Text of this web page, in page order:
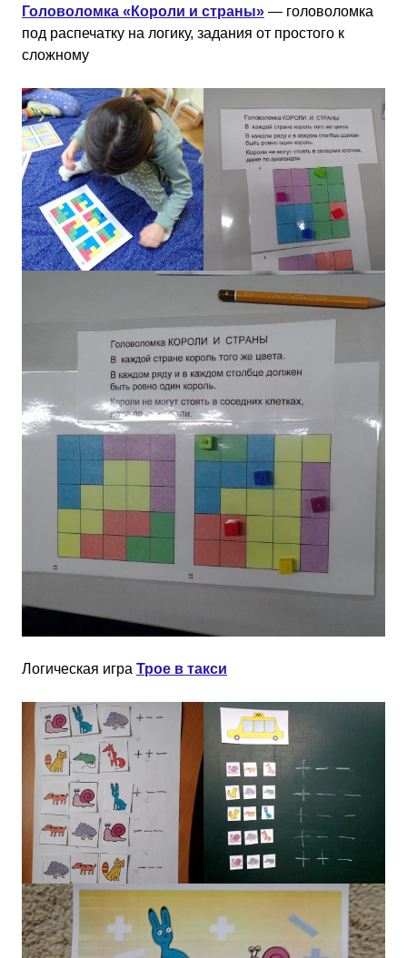
Головоломка «Короли и страны» — головоломка
под распечатку на логику, задания от простого к
сложному
Логическая игра Трое в такси